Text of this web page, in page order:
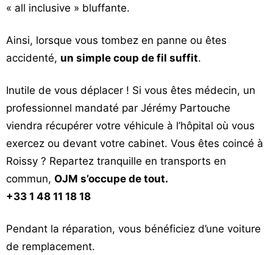
« all inclusive » bluffante.
Ainsi, lorsque vous tombez en panne ou êtes
accidenté, un simple coup de fil suffit.
Inutile de vous déplacer ! Si vous êtes médecin, un
professionnel mandaté par Jérémy Partouche
viendra récupérer votre véhicule à l’hôpital où vous
exercez ou devant votre cabinet. Vous êtes coincé à
Roissy ? Repartez tranquille en transports en
commun, OJM s’occupe de tout.
+33 1 48 11 18 18
Pendant la réparation, vous bénéficiez d’une voiture
de remplacement.